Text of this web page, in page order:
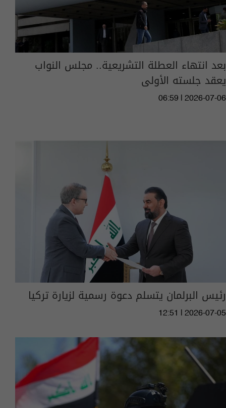
بعد انتهاء العطلة التشريعية.. مجلس النواب
يعقد جلسته الأولى
06:59 | 2026-07-06
رئيس البرلمان يتسلم دعوة رسمية لزيارة تركيا
12:51 | 2026-07-05